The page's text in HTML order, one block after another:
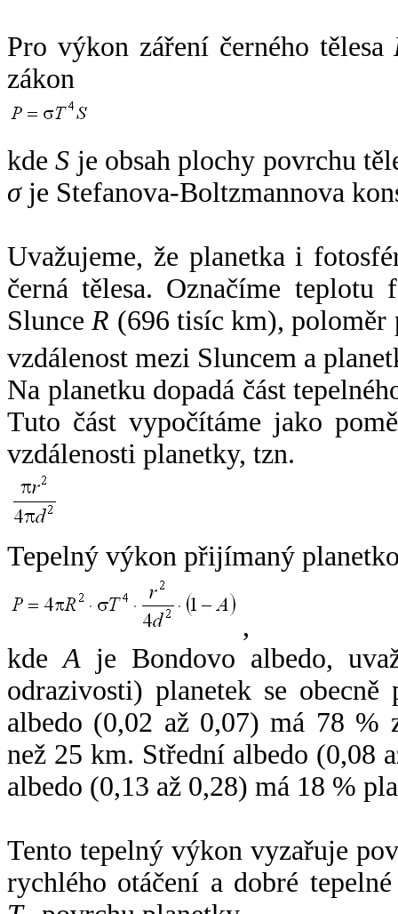
Pro výkon záření černého tělesa
zákon
kdeS je obsah plochy povrchu
σje Stefanova-Boltzmannova
Uvažujeme, že planetka i
černá tělesa. Označíme
SlunceR (696 tisíc km),
vzdálenost mezi Sluncem a
Na planetku dopadá část
Tuto část vypočítáme jako
vzdálenosti planetky, tzn.
Tepelný výkon přijímaný
,
kdeA je Bondovo albedo,
odrazivosti) planetek se
albedo (0,02 až 0,07) má 78 %
než 25 km. Střední albedo (0,08
albedo (0,13 až 0,28) má 18 %
Tento tepelný výkon vyzařuje
rychlého otáčení a dobré